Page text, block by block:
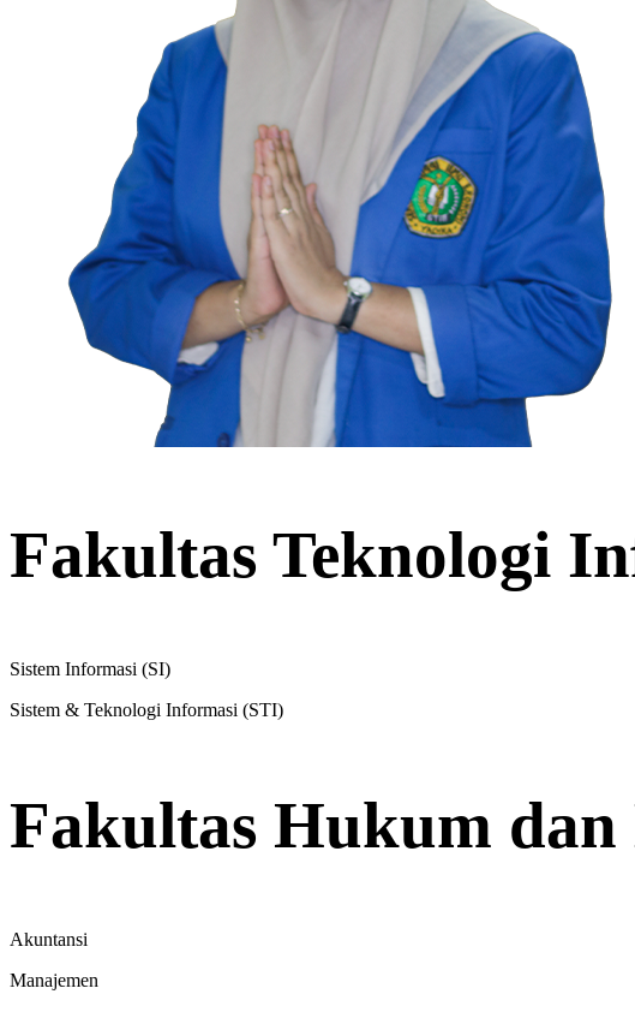
Fakultas Teknologi
Sistem Informasi (SI)
Sistem & Teknologi Informasi (STI)
Fakultas Hukum dan
Akuntansi
Manajemen